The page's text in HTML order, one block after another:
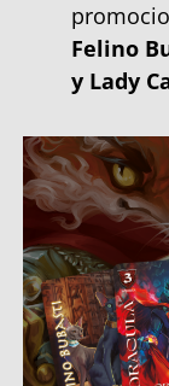
Felino
y Lady